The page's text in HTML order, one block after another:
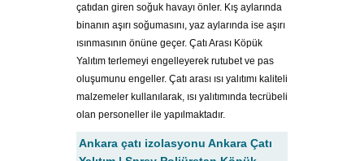
çatıdan giren soğuk havayı önler. Kış aylarında
binanın aşırı soğumasını, yaz aylarında ise aşırı
ısınmasının önüne geçer. Çatı Arası Köpük
Yalıtım terlemeyi engelleyerek rutubet ve pas
oluşumunu engeller. Çatı arası ısı yalıtımı kaliteli
malzemeler kullanılarak, ısı yalıtımında tecrübeli
olan personeller ile yapılmaktadır.
Ankara çatı izolasyonu Ankara Çatı